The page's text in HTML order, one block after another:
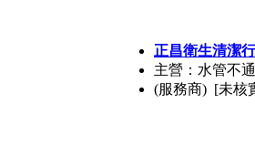
正昌衛生清潔行
主營：水管不
(服務商) [未核